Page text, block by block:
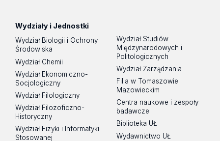
Wydziały i Jednostki
Wydział Biologii i Ochrony
Środowiska
Wydział Chemii
Wydział Ekonomiczno-
Socjologiczny
Wydział Filologiczny
Wydział Filozoficzno-
Historyczny
Wydział Fizyki i Informatyki
Stosowanej
Wydział Studiów
Międzynarodowych i
Politologicznych
Wydział Zarządzania
Filia w Tomaszowie
Mazowieckim
Centra naukowe i zespoły
badawcze
Biblioteka UŁ
Wydawnictwo UŁ